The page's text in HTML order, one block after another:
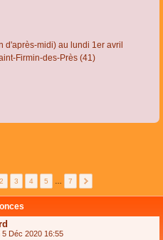
d'après-midi) au lundi 1er avril
Firmin-des-Près (41)
2 3 4 5 7
5 Déc 2020 16:55